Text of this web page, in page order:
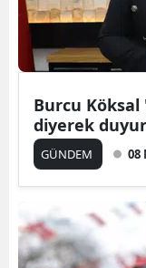
Burcu Köksal
diyerek
GÜNDEM 08